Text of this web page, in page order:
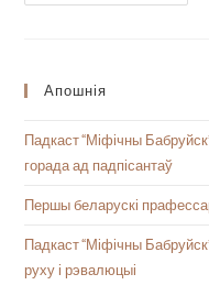
Апошнія
Падкаст “Міфічны
горада ад падпісантаў
Першы беларускі
Падкаст “Міфічны
руху і рэвалюцыі